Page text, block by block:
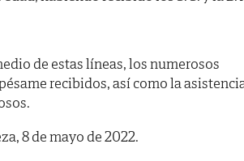
de estas líneas, los numerosos
recibidos, así como la
8 de mayo de 2022.